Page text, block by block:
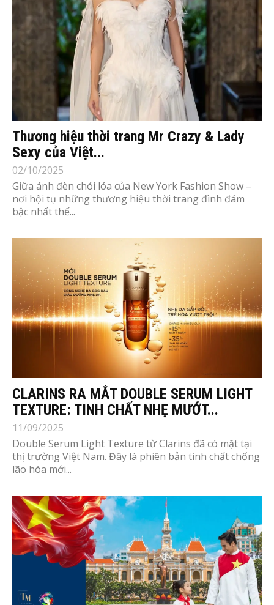
Thương hiệu thời trang Mr Crazy & Lady
Sexy của Việt...
02/10/2025
Giữa ánh đèn chói lóa của New York Fashion Show –
nơi hội tụ những thương hiệu thời trang đình đám
bậc nhất thế...
CLARINS RA MẮT DOUBLE SERUM LIGHT
TEXTURE: TINH CHẤT NHẸ MƯỚT...
11/09/2025
Double Serum Light Texture từ Clarins đã có mặt tại
thị trường Việt Nam. Đây là phiên bản tinh chất chống
lão hóa mới...